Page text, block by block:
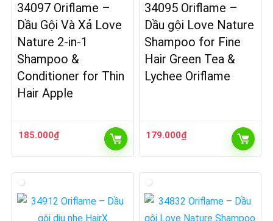
34097 Oriflame –
Dầu Gội Và Xả Love
Nature 2-in-1
Shampoo &
Conditioner for Thin
Hair Apple
185.000₫
34095 Oriflame –
Dầu gội Love Nature
Shampoo for Fine
Hair Green Tea &
Lychee Oriflame
179.000₫